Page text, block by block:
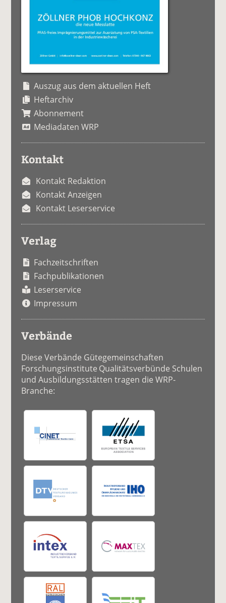
Auszug aus dem aktuellen Heft
Heftarchiv
Abonnement
Mediadaten WRP
Kontakt
Kontakt Redaktion
Kontakt Anzeigen
Kontakt Leserservice
Verlag
Fachzeitschriften
Fachpublikationen
Leserservice
Impressum
Verbände
Diese Verbände Gütegemeinschaften
Forschungsinstitute Qualitätsverbünde Schulen
und Ausbildungsstätten tragen die WRP-
Branche: